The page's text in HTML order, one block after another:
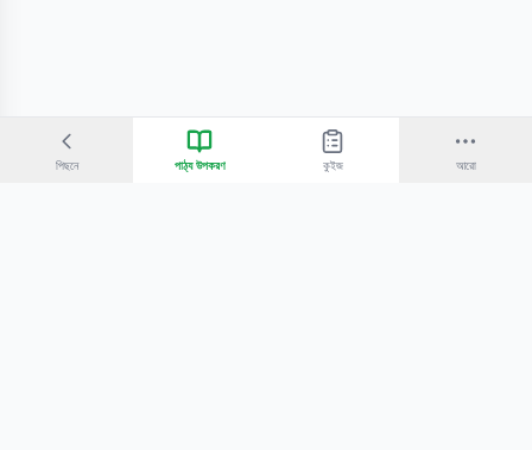
পিছনে পাঠ্য উপকরণ কুইজ আরো